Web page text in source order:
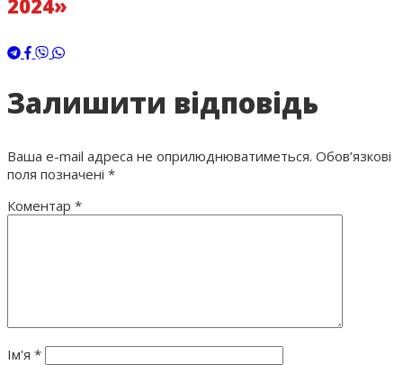
Залишити відповідь
Ваша e-mail адреса не оприлюднюватиметься. Обов’язкові
поля позначені *
Коментар *
Ім'я *